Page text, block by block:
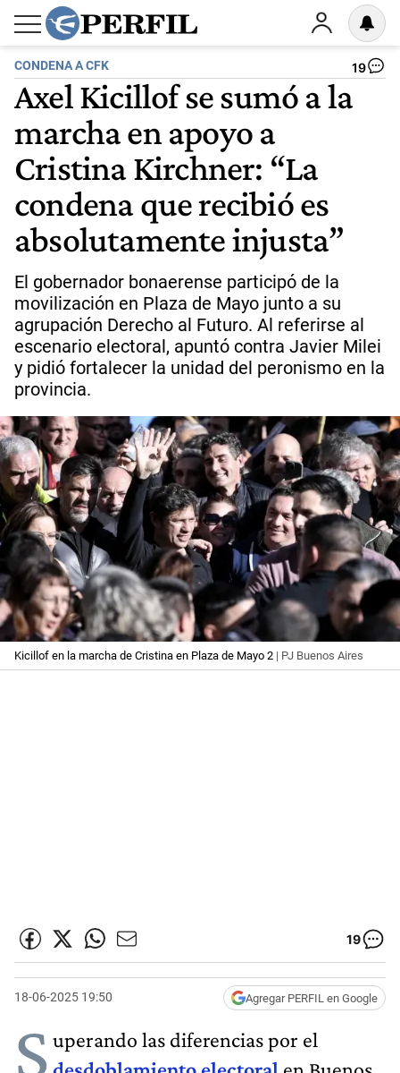
CONDENA A CFK 19
Axel Kicillof se sumó a la
marcha en apoyo a
Cristina Kirchner: “La
condena que recibió es
absolutamente injusta”
El gobernador bonaerense participó de la
movilización en Plaza de Mayo junto a su
agrupación Derecho al Futuro. Al referirse al
escenario electoral, apuntó contra Javier Milei
y pidió fortalecer la unidad del peronismo en la
provincia.
Kicillof en la marcha de Cristina en Plaza de Mayo 2 | PJ Buenos Aires
19
18-06-2025 19:50 Agregar PERFIL en Google
S uperando las diferencias por el